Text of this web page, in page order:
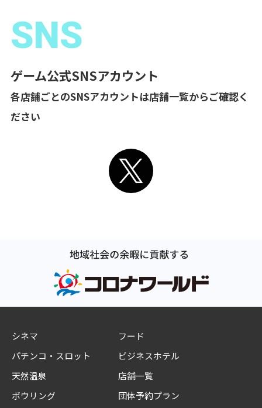
SNS
ゲーム公式SNSアカウント
各店舗ごとのSNSアカウントは店舗一覧からご確認く
ださい
シネマ
パチンコ・スロット
天然温泉
ボウリング
フード
ビジネスホテル
店舗一覧
団体予約プラン